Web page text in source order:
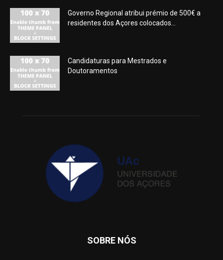
Governo Regional atribui prémio de 500€ a
residentes dos Açores colocados...
Candidaturas para Mestrados e
Doutoramentos
SOBRE NÓS